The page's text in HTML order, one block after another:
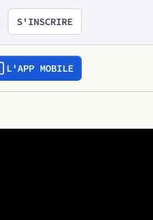
S'INSCRIRE
L'APP MOBILE